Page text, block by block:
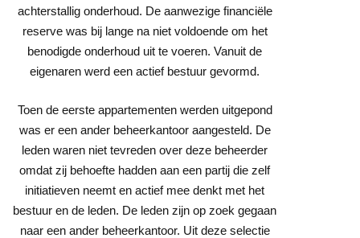
achterstallig onderhoud. De aanwezige financiële
reserve was bij lange na niet voldoende om het
benodigde onderhoud uit te voeren. Vanuit de
eigenaren werd een actief bestuur gevormd.
Toen de eerste appartementen werden uitgepond
was er een ander beheerkantoor aangesteld. De
leden waren niet tevreden over deze beheerder
omdat zij behoefte hadden aan een partij die zelf
initiatieven neemt en actief mee denkt met het
bestuur en de leden. De leden zijn op zoek gegaan
naar een ander beheerkantoor. Uit deze selectie